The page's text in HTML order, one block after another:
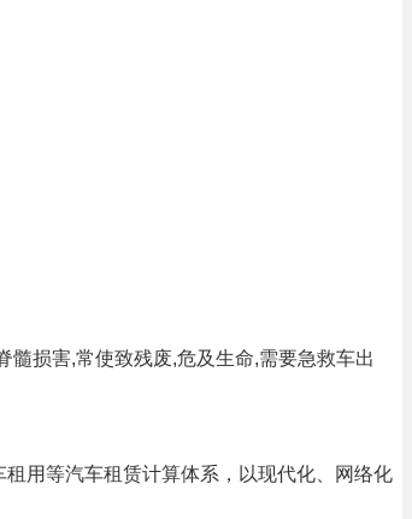
损害,常使致残废,危及生命,需要急救车出
用等汽车租赁计算体系，以现代化、网络化